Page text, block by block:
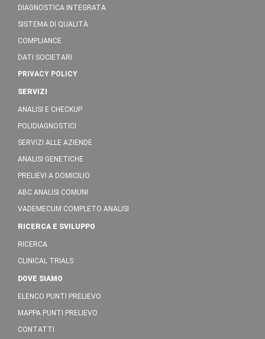
DIAGNOSTICA INTEGRATA
SISTEMA DI QUALITÀ
COMPLIANCE
DATI SOCIETARI
PRIVACY POLICY
SERVIZI
ANALISI E CHECKUP
POLIDIAGNOSTICI
SERVIZI ALLE AZIENDE
ANALISI GENETICHE
PRELIEVI A DOMICILIO
ABC ANALISI COMUNI
VADEMECUM COMPLETO ANALISI
RICERCA E SVILUPPO
RICERCA
CLINICAL TRIALS
DOVE SIAMO
ELENCO PUNTI PRELIEVO
MAPPA PUNTI PRELIEVO
CONTATTI